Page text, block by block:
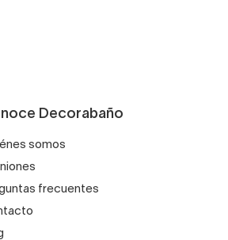
Decorabaño
somos
frecuentes